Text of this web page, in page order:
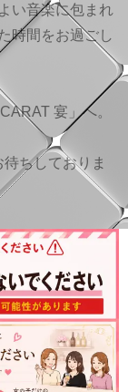
い音楽に包まれ
時間をお過ごし
宴」へ。
ちしておりま